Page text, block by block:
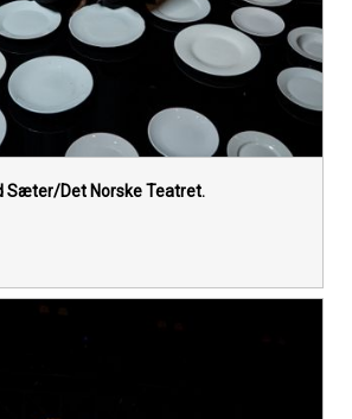
Sæter/Det Norske Teatret.